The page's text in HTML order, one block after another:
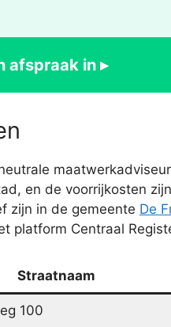
afspraak in ▸
en de voorrijkosten
zijn in de gemeente De
platform Centraal
Straatnaam
100